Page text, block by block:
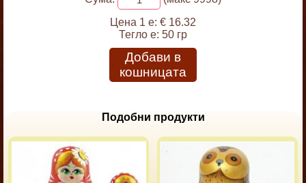
Цена 1 е: € 16.32
Тегло е: 50 гр
Добави в
кошницата
Подобни продукти